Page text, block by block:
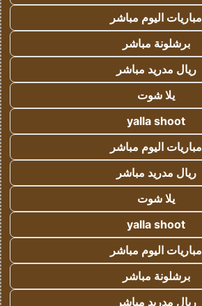
مباريات اليوم مباشر
برشلونة مباشر
ريال مدريد مباشر
يلا شوت
yalla shoot
مباريات اليوم مباشر
ريال مدريد مباشر
يلا شوت
yalla shoot
مباريات اليوم مباشر
برشلونة مباشر
ريال مدريد مباشر